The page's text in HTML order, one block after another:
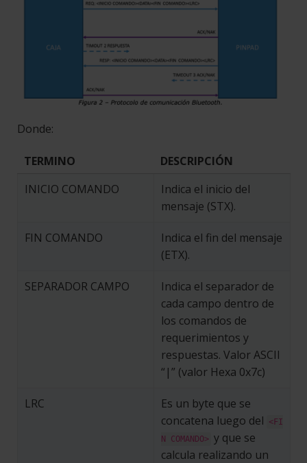
Donde:
TERMINO
DESCRIPCIÓN
INICIO COMANDO
Indica el inicio del
mensaje (STX).
FIN COMANDO
Indica el fin del mensaje
(ETX).
SEPARADOR CAMPO
Indica el separador de
cada campo dentro de
los comandos de
requerimientos y
respuestas. Valor ASCII
“|” (valor Hexa 0x7c)
LRC
Es un byte que se
concatena luego del
<FI
N COMANDO> y que se
calcula realizando un